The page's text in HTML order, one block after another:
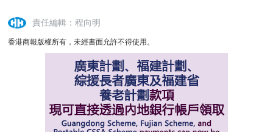
責任編輯：程向明
香港商報版權所有，未經書面允許不得使用。